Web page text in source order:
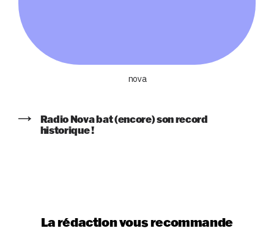
nova
Radio Nova bat (encore) son record
historique !
La rédaction vous recommande